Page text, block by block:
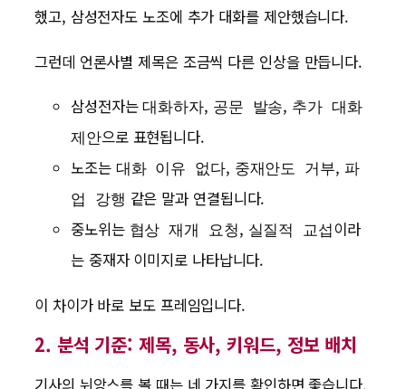
했고, 삼성전자도 노조에 추가 대화를 제안했습니다.
그런데 언론사별 제목은 조금씩 다른 인상을 만듭니다.
삼성전자는대화하자, 공문 발송, 추가 대화
제안으로 표현됩니다.
노조는 대화 이유 없다, 중재안도 거부, 파
업 강행 같은 말과 연결됩니다.
중노위는 협상 재개 요청, 실질적 교섭이라
는 중재자 이미지로 나타납니다.
이 차이가 바로 보도 프레임입니다.
2. 분석 기준: 제목, 동사, 키워드, 정보 배치
기사의 뉘앙스를 볼 때는 네 가지를 확인하면 좋습니다.